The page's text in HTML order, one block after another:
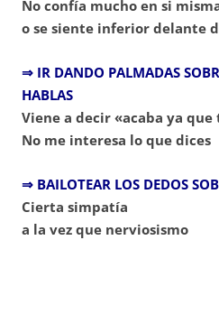
No confía mucho en si
o se siente inferior delante
⇒ IR DANDO PALMADAS
HABLAS
Viene a decir «acaba ya que
No me interesa lo que dices
⇒ BAILOTEAR LOS DEDOS
Cierta simpatía
a la vez que nerviosismo